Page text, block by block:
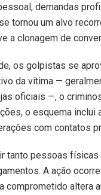
demandas
tornou um alvo
a clonagem de
os golpistas se
da vítima —
oficiais —, o
o esquema inclui
com contatos
tanto pessoas
A ação
comprometido altera